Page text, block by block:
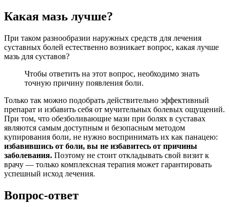
Какая мазь лучше?
При таком разнообразии наружных средств для лечения
суставных болей естественно возникает вопрос, какая лучше
мазь для суставов?
Чтобы ответить на этот вопрос, необходимо знать
точную причину появления боли.
Только так можно подобрать действительно эффективный
препарат и избавить себя от мучительных болевых ощущений.
При том, что обезболивающие мази при болях в суставах
являются самым доступным и безопасным методом
купирования боли, не нужно воспринимать их как панацею:
избавившись от боли, вы не избавитесь от причины
заболевания. Поэтому не стоит откладывать свой визит к
врачу — только комплексная терапия может гарантировать
успешный исход лечения.
Вопрос-ответ